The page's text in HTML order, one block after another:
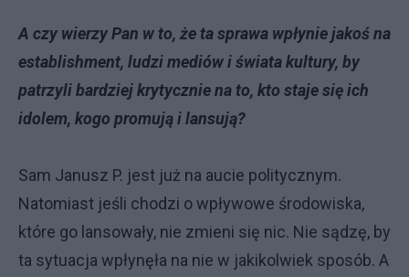
A czy wierzy Pan w to, że ta sprawa wpłynie jakoś na
establishment, ludzi mediów i świata kultury, by
patrzyli bardziej krytycznie na to, kto staje się ich
idolem, kogo promują i lansują?
Sam Janusz P. jest już na aucie politycznym.
Natomiast jeśli chodzi o wpływowe środowiska,
które go lansowały, nie zmieni się nic. Nie sądzę, by
ta sytuacja wpłynęła na nie w jakikolwiek sposób. A